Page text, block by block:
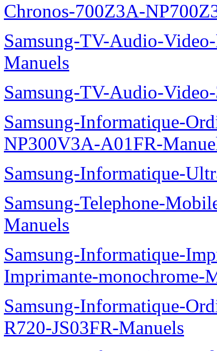
Chronos-700Z3A-
Samsung-TV-Audio-
Manuels
Samsung-TV-Audio-
Samsung-Informatique-
NP300V3A-A01FR-
Samsung-Informatique-
Samsung-Telephone-
Manuels
Samsung-Informatique-
Imprimante-monochrome-
Samsung-Informatique-
R720-JS03FR-Manuels